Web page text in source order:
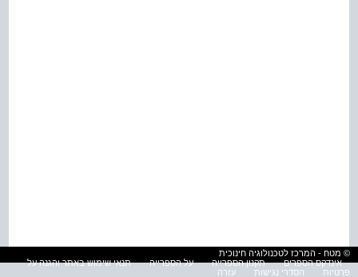
© מטח - המרכז לטכנולוגיה חינוכית
אינדקס הספרים
תקנון הספרייה על הספרייה
תנאי שימוש באתר והגנה על
פרטיות
הסדרי נגישות עזרה